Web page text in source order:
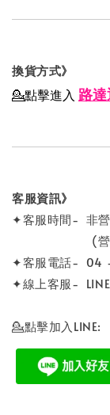
換貨方式》
💁點擊進入 路
客服資訊》
✦客服時間- 非營
(營業時
✦客服電話- 04
✦線上客服-
💁點擊加入LINE: